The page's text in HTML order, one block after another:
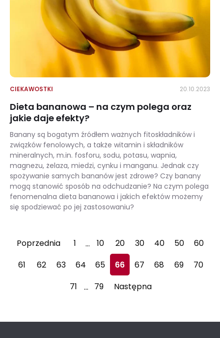
CIEKAWOSTKI 20.10.2023
Dieta bananowa – na czym polega oraz
jakie daje efekty?
Banany są bogatym źródłem ważnych fitoskładników i
związków fenolowych, a także witamin i składników
mineralnych, m.in. fosforu, sodu, potasu, wapnia,
magnezu, żelaza, miedzi, cynku i manganu. Jednak czy
spożywanie samych bananów jest zdrowe? Czy banany
mogą stanowić sposób na odchudzanie? Na czym polega
fenomenalna dieta bananowa i jakich efektów możemy
się spodziewać po jej zastosowaniu?
Poprzednia 1 … 10 20 30 40 50
60
61
62 63 64 65 66 67 68 69
70
71
… 79 Następna